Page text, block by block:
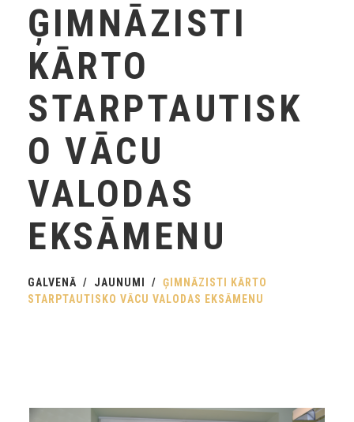
ĢIMNĀZISTI
KĀRTO
STARPTAUTISK
O VĀCU
VALODAS
EKSĀMENU
GALVENĀ JAUNUMI
ĢIMNĀZISTI KĀRTO
STARPTAUTISKO VĀCU VALODAS EKSĀMENU